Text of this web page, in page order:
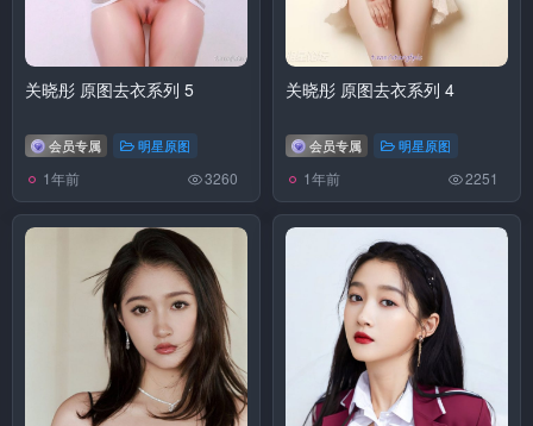
关晓彤 原图去衣系列 5
会员专属 明星原图
1年前 3260
关晓彤 原图去衣系列 4
会员专属 明星原图
1年前 2251